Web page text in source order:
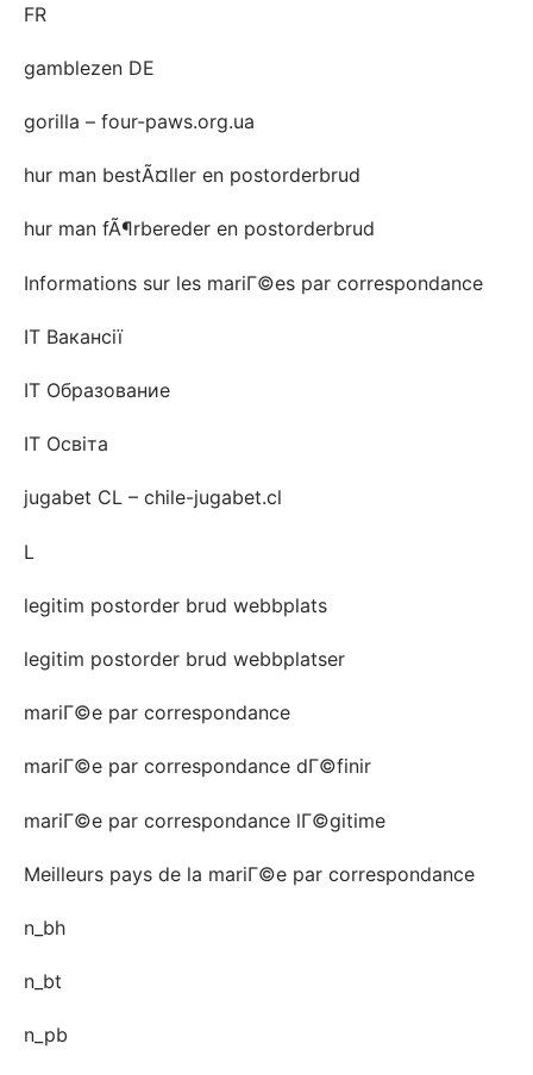
FR
gamblezen DE
gorilla – four-paws.org.ua
hur man bestÃ¤ller en postorderbrud
hur man fÃ¶rbereder en postorderbrud
Informations sur les mariГ©es par correspondance
IT Вакансії
IT Образование
IT Освіта
jugabet CL – chile-jugabet.cl
L
legitim postorder brud webbplats
legitim postorder brud webbplatser
mariГ©e par correspondance
mariГ©e par correspondance dГ©finir
mariГ©e par correspondance lГ©gitime
Meilleurs pays de la mariГ©e par correspondance
n_bh
n_bt
n_pb